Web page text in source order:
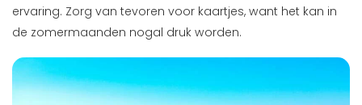
ervaring. Zorg van tevoren voor kaartjes, want het kan in
de zomermaanden nogal druk worden.